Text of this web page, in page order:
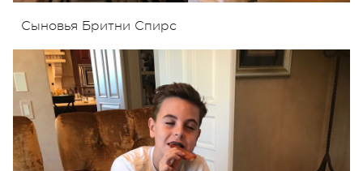
Сыновья Бритни Спирс